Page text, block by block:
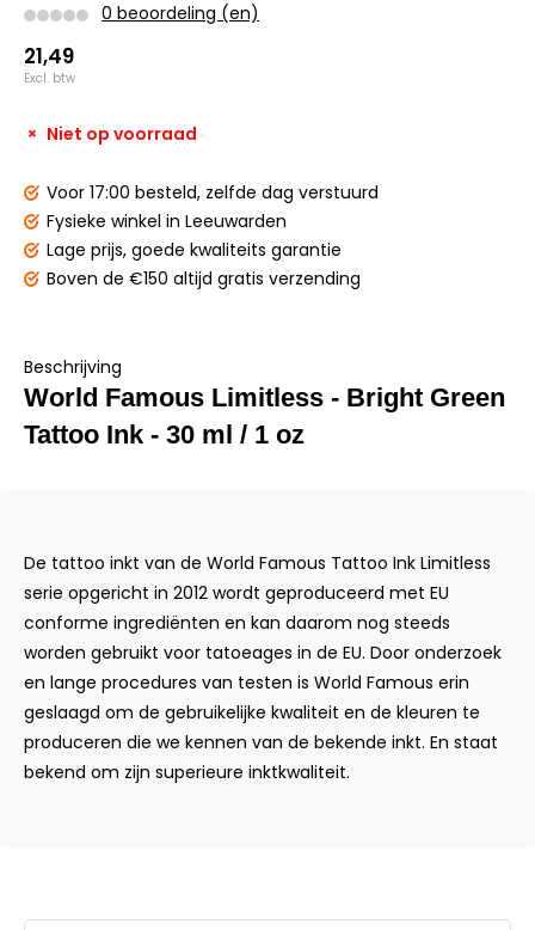
0 beoordeling (en)
21,49
Excl. btw
Niet op voorraad
Voor 17:00 besteld, zelfde dag verstuurd
Fysieke winkel in Leeuwarden
Lage prijs, goede kwaliteits garantie
Boven de €150 altijd gratis verzending
Beschrijving
World Famous Limitless - Bright Green
Tattoo Ink - 30 ml / 1 oz
De tattoo inkt van de World Famous Tattoo Ink Limitless
serie opgericht in 2012 wordt geproduceerd met EU
conforme ingrediënten en kan daarom nog steeds
worden gebruikt voor tatoeages in de EU. Door onderzoek
en lange procedures van testen is World Famous erin
geslaagd om de gebruikelijke kwaliteit en de kleuren te
produceren die we kennen van de bekende inkt. En staat
bekend om zijn superieure inktkwaliteit.